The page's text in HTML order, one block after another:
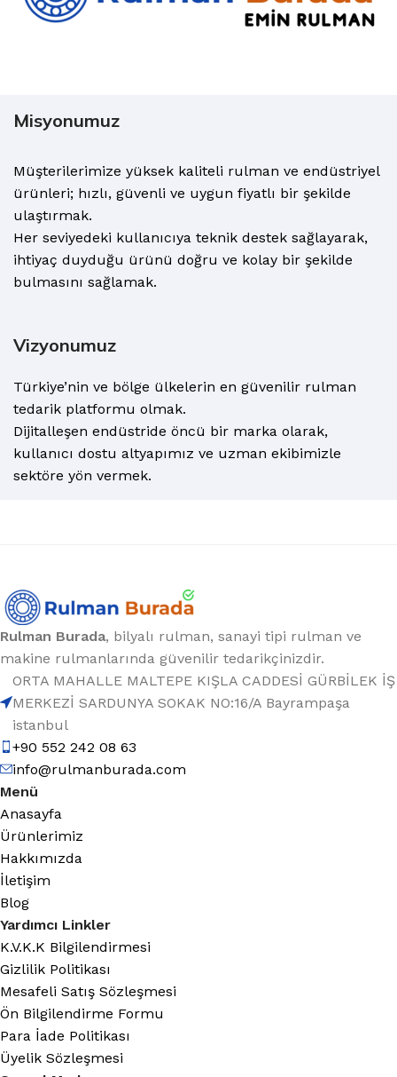
Misyonumuz
Müşterilerimize yüksek kaliteli rulman ve endüstriyel
ürünleri; hızlı, güvenli ve uygun fiyatlı bir şekilde
ulaştırmak.
Her seviyedeki kullanıcıya teknik destek sağlayarak,
ihtiyaç duyduğu ürünü doğru ve kolay bir şekilde
bulmasını sağlamak.
Vizyonumuz
Türkiye’nin ve bölge ülkelerin en güvenilir rulman
tedarik platformu olmak.
Dijitalleşen endüstride öncü bir marka olarak,
kullanıcı dostu altyapımız ve uzman ekibimizle
sektöre yön vermek.
Rulman Burada, bilyalı rulman, sanayi tipi rulman ve
makine rulmanlarında güvenilir tedarikçinizdir.
ORTA MAHALLE MALTEPE KIŞLA CADDESİ GÜRBİLEK İŞ
MERKEZİ SARDUNYA SOKAK NO:16/A Bayrampaşa
istanbul
+90 552 242 08 63
info@rulmanburada.com
Menü
Anasayfa
Ürünlerimiz
Hakkımızda
İletişim
Blog
Yardımcı Linkler
K.V.K.K Bilgilendirmesi
Gizlilik Politikası
Mesafeli Satış Sözleşmesi
Ön Bilgilendirme Formu
Para İade Politikası
Üyelik Sözleşmesi